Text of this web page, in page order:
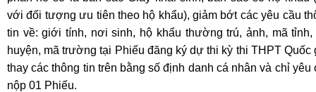
với đối tượng ưu tiên theo hộ khẩu), giảm bớt các yêu cầu
tin về: giới tính, nơi sinh, hộ khẩu thường trú, ảnh, mã tỉnh,
huyện, mã trường tại Phiếu đăng ký dự thi kỳ thi THPT Quốc
thay các thông tin trên bằng số định danh cá nhân và chỉ yêu
nộp 01 Phiếu.